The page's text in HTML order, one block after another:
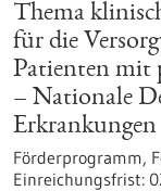
Thema
für die
Patienten mit
– Nationale
Erkrankungen
Förderprogramm,
Einreichungsfrist: